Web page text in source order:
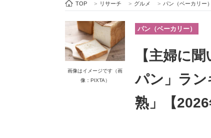
ビジネスと働き方のヒント
ITエンジニア向け専門サイト
TOP > リサーチ > グルメ > パン（ベーカリー）
画像はイメージです（画
像：PIXTA）
パン（ベーカリー）
【主婦に
パン」ラ
熟」【2026